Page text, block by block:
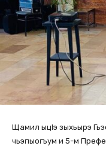
Щамил ыцlэ зыхьырэ
чьэпыогъум и 5-м